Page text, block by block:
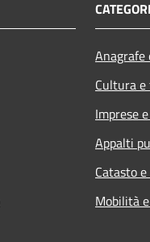
Cultura
Imprese
Appalti
Catasto
Mobilità